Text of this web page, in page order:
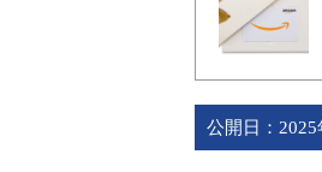
公開日： 2025